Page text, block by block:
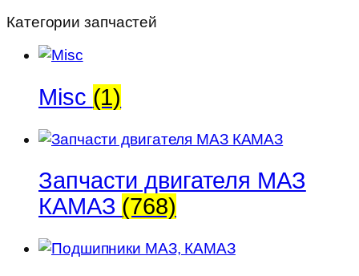
(аналог
металл)
Категории запчастей
Misc (1)
Запчасти двигателя МАЗ
КАМАЗ (768)